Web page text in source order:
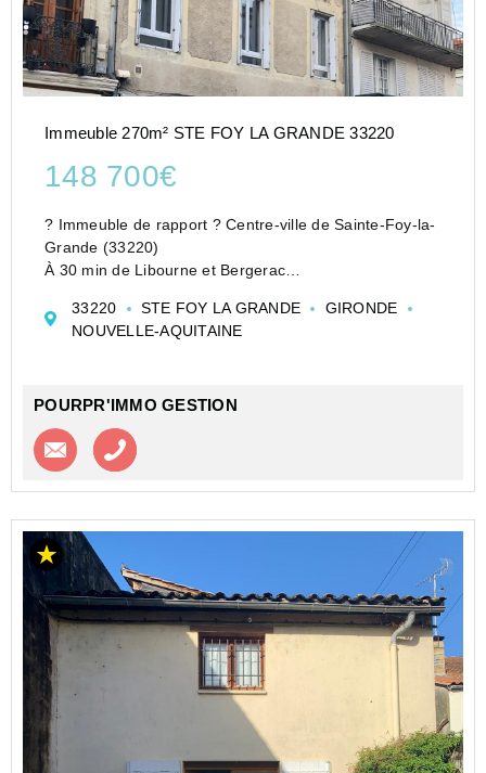
Immeuble 270m² STE FOY LA GRANDE 33220
148 700€
? Immeuble de rapport ? Centre-ville de Sainte-Foy-la-
Grande (33220)
À 30 min de Libourne et Bergerac
idéalement situé en plein coeur de Sainte-Foy-la-
Grande, à proximité immédiate des commerces, s...
33220 STE FOY LA GRANDE
GIRONDE
NOUVELLE-AQUITAINE
POURPR'IMMO GESTION
Contacter l'agence